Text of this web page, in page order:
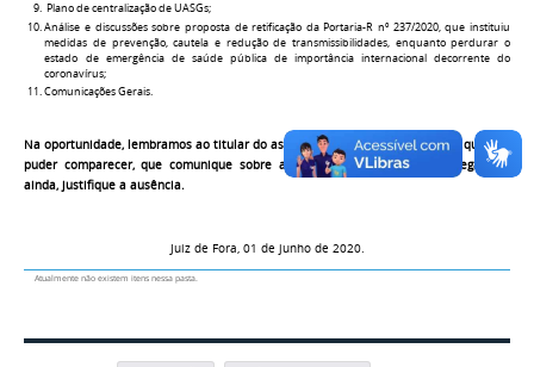
Plano de centralização de UASGs;
Análise e discussões sobre proposta de retificação da Portaria-R nº 237/2020, que instituiu
medidas de prevenção, cautela e redução de transmissibilidades, enquanto perdurar o
estado de emergência de saúde pública de importância internacional decorrente do
coronavírus;
Comunicações Gerais.
Na oportunidade, lembramos ao titular do assento no Colégio de Dirigentes que não
puder comparecer, que comunique sobre a reunião ao seu substituto legal, ou,
ainda, justifique a ausência.
Juiz de Fora, 01 de junho de 2020.
Atualmente não existem itens nessa pasta.